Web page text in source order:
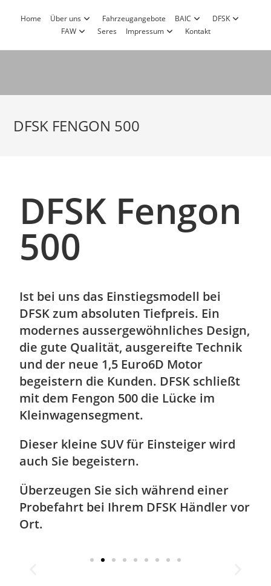
Home Über uns Fahrzeugangebote BAIC
DFSK
FAW
Seres Impressum Kontakt
DFSK FENGON 500
DFSK Fengon
500
Ist bei uns das Einstiegsmodell bei
DFSK zum absoluten Tiefpreis. Ein
modernes aussergewöhnliches Design,
die gute Qualität, ausgereifte Technik
und der neue 1,5 Euro6D Motor
begeistern die Kunden. DFSK schließt
mit dem Fengon 500 die Lücke im
Kleinwagensegment.
Dieser kleine SUV für Einsteiger wird
auch Sie begeistern.
Überzeugen Sie sich während einer
Probefahrt bei Ihrem DFSK Händler vor
Ort.